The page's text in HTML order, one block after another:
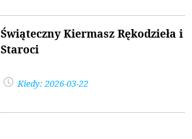
Świąteczny Kiermasz Rękodzieła i
Staroci
Kiedy: 2026-03-22